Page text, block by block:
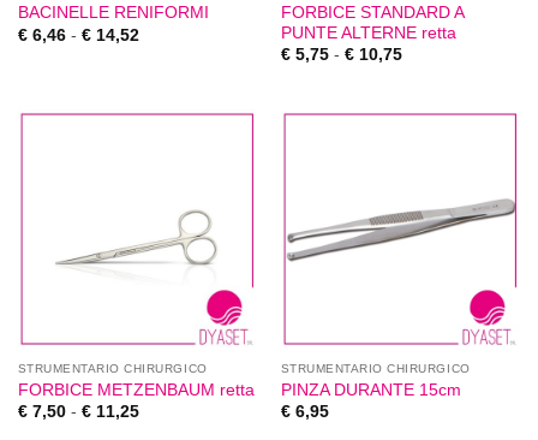
BACINELLE RENIFORMI
€6,46 - €14,52
FORBICE STANDARD A
PUNTE ALTERNE retta
€5,75 - €10,75
STRUMENTARIO CHIRURGICO
FORBICE METZENBAUM retta
€7,50 - €11,25
STRUMENTARIO CHIRURGICO
PINZA DURANTE 15cm
€6,95